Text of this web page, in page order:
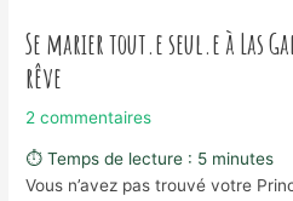
Se marier tout.e seul.e à Las
rêve
2 commentaires
⏱ Temps de lecture : 5 minutes
Vous n’avez pas trouvé votre